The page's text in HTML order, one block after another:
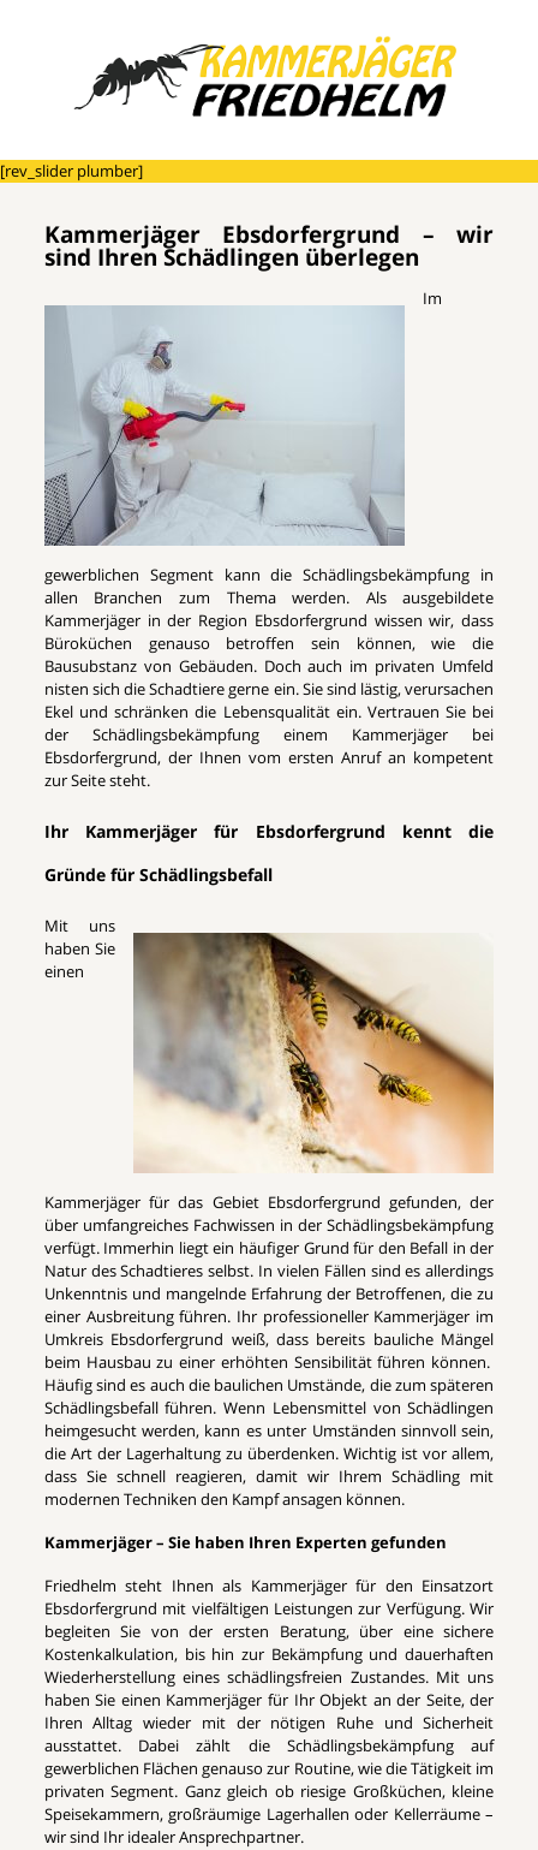
[rev_slider plumber]
Kammerjäger Ebsdorfergrund – wir
sind Ihren Schädlingen überlegen
Im
gewerblichen Segment kann die Schädlingsbekämpfung in
allen Branchen zum Thema werden. Als ausgebildete
Kammerjäger in der Region Ebsdorfergrund wissen wir, dass
Büroküchen genauso betroffen sein können, wie die
Bausubstanz von Gebäuden. Doch auch im privaten Umfeld
nisten sich die Schadtiere gerne ein. Sie sind lästig, verursachen
Ekel und schränken die Lebensqualität ein. Vertrauen Sie bei
der Schädlingsbekämpfung einem Kammerjäger bei
Ebsdorfergrund, der Ihnen vom ersten Anruf an kompetent
zur Seite steht.
Ihr Kammerjäger für Ebsdorfergrund kennt die
Gründe für Schädlingsbefall
Mit uns
haben Sie
einen
Kammerjäger für das Gebiet Ebsdorfergrund gefunden, der
über umfangreiches Fachwissen in der Schädlingsbekämpfung
verfügt. Immerhin liegt ein häufiger Grund für den Befall in der
Natur des Schadtieres selbst. In vielen Fällen sind es allerdings
Unkenntnis und mangelnde Erfahrung der Betroffenen, die zu
einer Ausbreitung führen. Ihr professioneller Kammerjäger im
Umkreis Ebsdorfergrund weiß, dass bereits bauliche Mängel
beim Hausbau zu einer erhöhten Sensibilität führen können.
Häufig sind es auch die baulichen Umstände, die zum späteren
Schädlingsbefall führen. Wenn Lebensmittel von Schädlingen
heimgesucht werden, kann es unter Umständen sinnvoll sein,
die Art der Lagerhaltung zu überdenken. Wichtig ist vor allem,
dass Sie schnell reagieren, damit wir Ihrem Schädling mit
modernen Techniken den Kampf ansagen können.
Kammerjäger – Sie haben Ihren Experten gefunden
Friedhelm steht Ihnen als Kammerjäger für den Einsatzort
Ebsdorfergrund mit vielfältigen Leistungen zur Verfügung. Wir
begleiten Sie von der ersten Beratung, über eine sichere
Kostenkalkulation, bis hin zur Bekämpfung und dauerhaften
Wiederherstellung eines schädlingsfreien Zustandes. Mit uns
haben Sie einen Kammerjäger für Ihr Objekt an der Seite, der
Ihren Alltag wieder mit der nötigen Ruhe und Sicherheit
ausstattet. Dabei zählt die Schädlingsbekämpfung auf
gewerblichen Flächen genauso zur Routine, wie die Tätigkeit im
privaten Segment. Ganz gleich ob riesige Großküchen, kleine
Speisekammern, großräumige Lagerhallen oder Kellerräume –
wir sind Ihr idealer Ansprechpartner.